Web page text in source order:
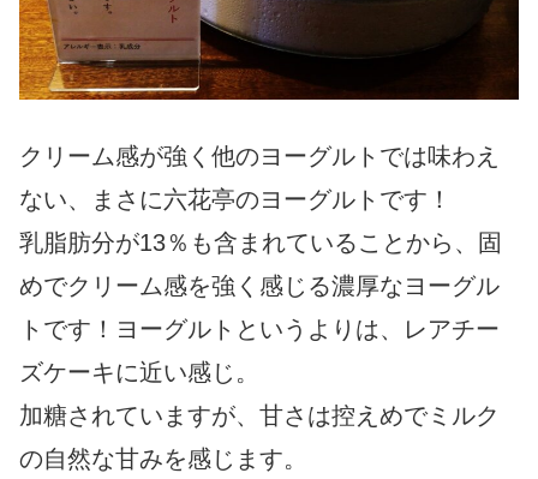
クリーム感が強く他のヨーグルトでは味わえ
ない、まさに六花亭のヨーグルトです！
乳脂肪分が13％も含まれていることから、固
めでクリーム感を強く感じる濃厚なヨーグル
トです！ヨーグルトというよりは、レアチー
ズケーキに近い感じ。
加糖されていますが、甘さは控えめでミルク
の自然な甘みを感じます。